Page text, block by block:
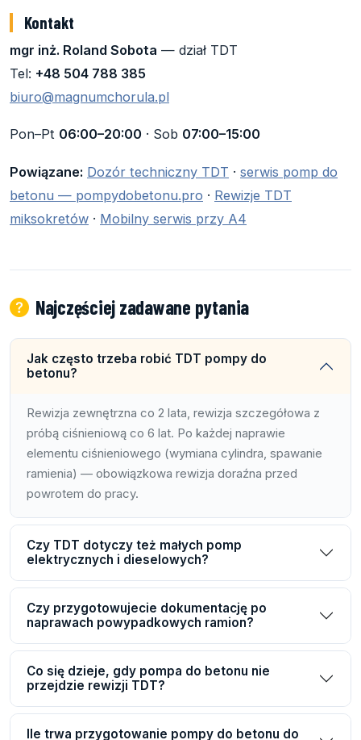
Kontakt
mgr inż. Roland Sobota — dział TDT
Tel: +48 504 788 385
biuro@magnumchorula.pl
Pon–Pt 06:00–20:00 · Sob 07:00–15:00
Powiązane: Dozór techniczny TDT · serwis pomp do
betonu — pompydobetonu.pro · Rewizje TDT
miksokretów · Mobilny serwis przy A4
Najczęściej zadawane pytania
Jak często trzeba robić TDT pompy do
betonu?
Rewizja zewnętrzna co 2 lata, rewizja szczegółowa z
próbą ciśnieniową co 6 lat. Po każdej naprawie
elementu ciśnieniowego (wymiana cylindra, spawanie
ramienia) — obowiązkowa rewizja doraźna przed
powrotem do pracy.
Czy TDT dotyczy też małych pomp
elektrycznych i dieselowych?
Czy przygotowujecie dokumentację po
naprawach powypadkowych ramion?
Co się dzieje, gdy pompa do betonu nie
przejdzie rewizji TDT?
Ile trwa przygotowanie pompy do betonu do